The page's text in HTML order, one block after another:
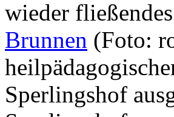
wieder
Brunnen (Foto:
Sperlingshof